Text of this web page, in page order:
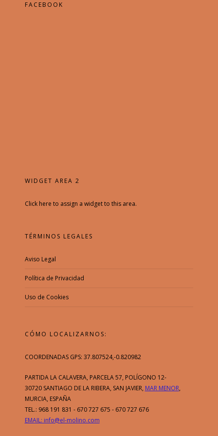
FACEBOOK
WIDGET AREA 2
Click here to assign a widget to this area.
TÉRMINOS LEGALES
Aviso Legal
Política de Privacidad
Uso de Cookies
CÓMO LOCALIZARNOS:
COORDENADAS GPS: 37.807524,-0.820982
PARTIDA LA CALAVERA, PARCELA 57, POLÍGONO 12-
30720 SANTIAGO DE LA RIBERA, SAN JAVIER, MAR MENOR,
MURCIA, ESPAÑA
TEL.: 968 191 831 - 670 727 675 - 670 727 676
EMAIL: info@el-molino.com